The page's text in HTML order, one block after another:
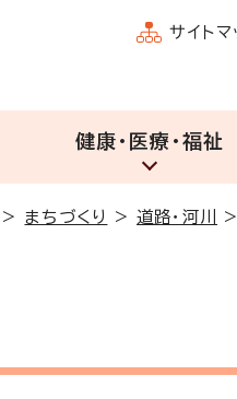
サイトマ
健康・医療・福祉
> まちづくり >道路・河川